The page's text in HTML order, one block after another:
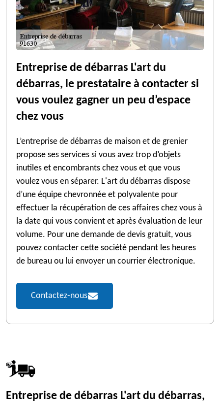
Entreprise de débarras L'art du
débarras, le prestataire à contacter si
vous voulez gagner un peu d’espace
chez vous
L’entreprise de débarras de maison et de grenier
propose ses services si vous avez trop d’objets
inutiles et encombrants chez vous et que vous
voulez vous en séparer. L'art du débarras dispose
d’une équipe chevronnée et polyvalente pour
effectuer la récupération de ces affaires chez vous à
la date qui vous convient et après évaluation de leur
volume. Pour une demande de devis gratuit, vous
pouvez contacter cette société pendant les heures
de bureau ou lui envoyer un courrier électronique.
Contactez-nous
Entreprise de débarras L'art du débarras,